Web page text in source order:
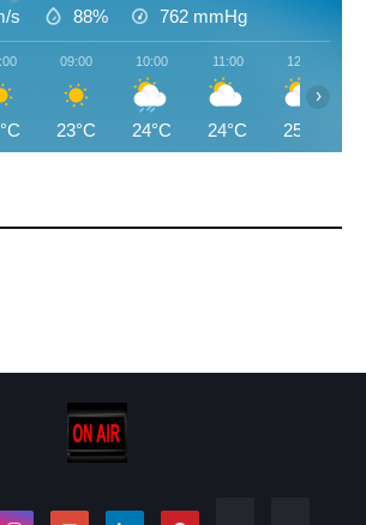
s 88% 762 mmHg
09:00
23°C
10:00
24°C
11:00
24°C
12:00
25°C
›